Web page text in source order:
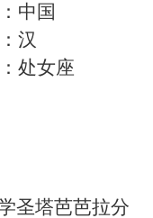
中国
汉
女座
塔芭芭拉分